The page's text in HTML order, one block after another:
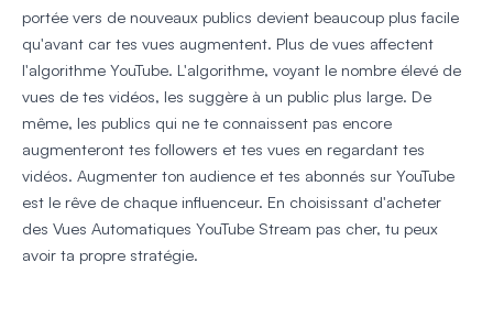
portée vers de nouveaux publics devient beaucoup plus facile
qu'avant car tes vues augmentent. Plus de vues affectent
l'algorithme YouTube. L'algorithme, voyant le nombre élevé de
vues de tes vidéos, les suggère à un public plus large. De
même, les publics qui ne te connaissent pas encore
augmenteront tes followers et tes vues en regardant tes
vidéos. Augmenter ton audience et tes abonnés sur YouTube
est le rêve de chaque influenceur. En choisissant d'acheter
des Vues Automatiques YouTube Stream pas cher, tu peux
avoir ta propre stratégie.